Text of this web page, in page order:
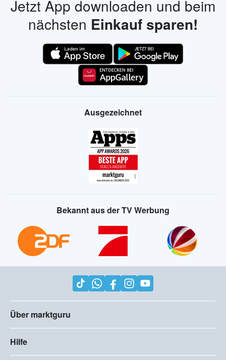
Jetzt App downloaden und beim
nächsten Einkauf sparen!
Ausgezeichnet
Bekannt aus der TV Werbung
Über marktguru
Hilfe